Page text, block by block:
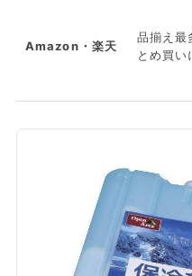
Amazon・楽天
品揃え最
とめ買い